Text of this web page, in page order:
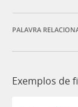
PALAVRA
Exemplos de